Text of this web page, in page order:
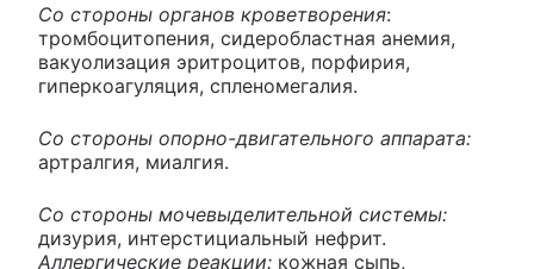
Со стороны органов кроветворения:
тромбоцитопения, сидеробластная анемия,
вакуолизация эритроцитов, порфирия,
гиперкоагуляция, спленомегалия.
Со стороны опорно-двигательного аппарата:
артралгия, миалгия.
Со стороны мочевыделительной системы:
дизурия, интерстициальный нефрит.
Аллергические реакции: кожная сыпь,